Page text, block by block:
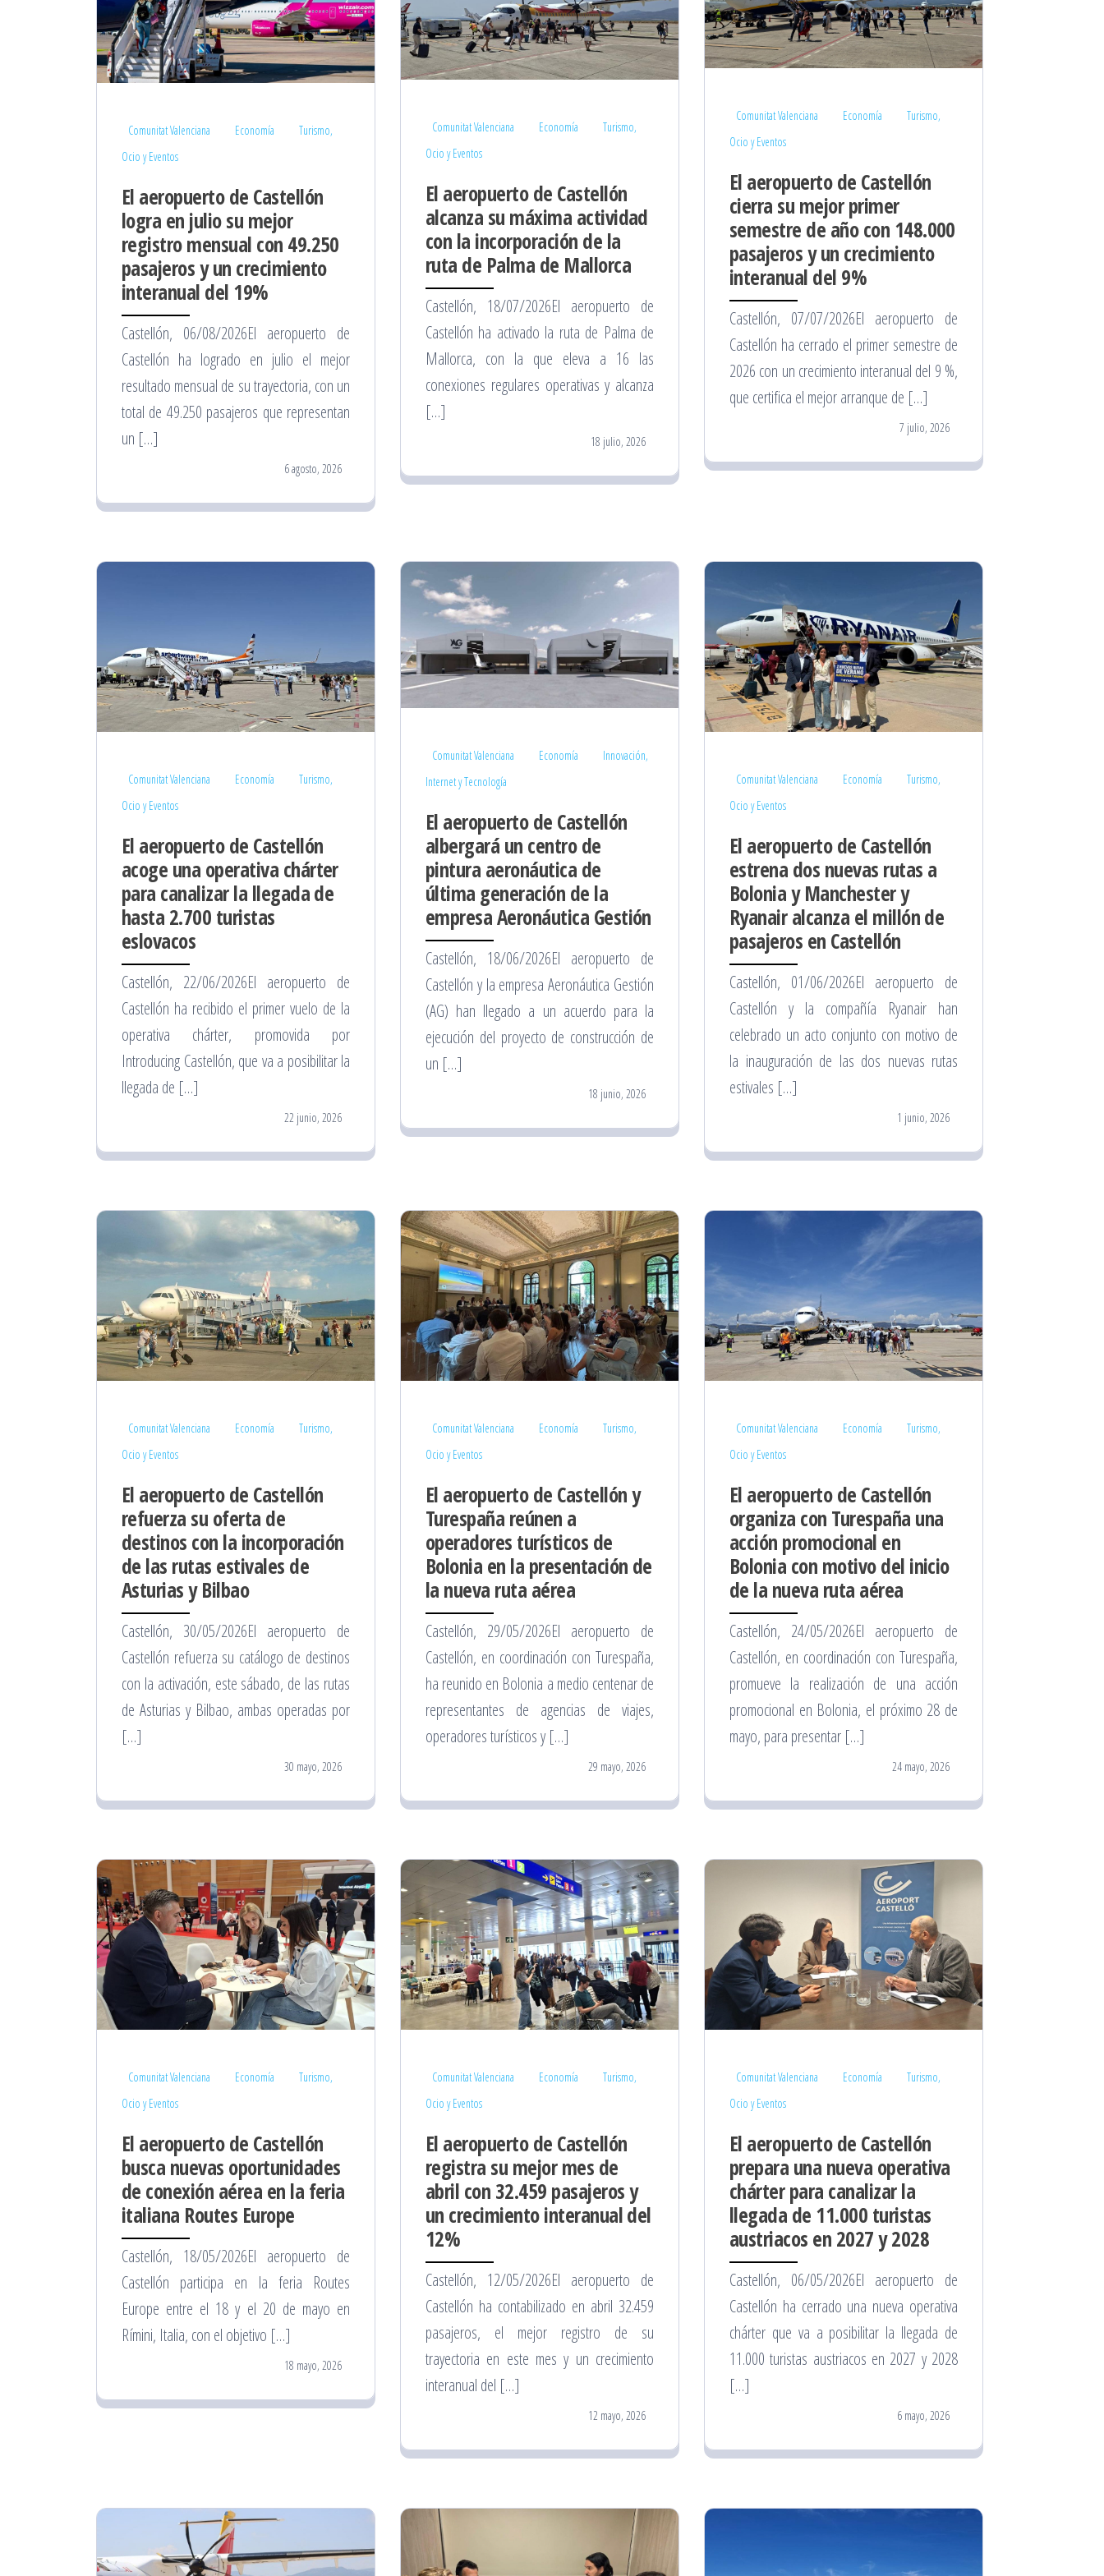
Comunitat Valenciana Economía
Turismo,
Ocio y Eventos
El aeropuerto de Castellón
logra en julio su mejor
registro mensual con 49.250
pasajeros y un crecimiento
interanual del 19%
Castellón, 06/08/2026El aeropuerto de
Castellón ha logrado en julio el mejor
resultado mensual de su trayectoria, con un
total de 49.250 pasajeros que representan
un […]
6 agosto, 2026
Comunitat Valenciana Economía
Turismo,
Ocio y Eventos
El aeropuerto de Castellón
alcanza su máxima actividad
con la incorporación de la
ruta de Palma de Mallorca
Castellón, 18/07/2026El aeropuerto de
Castellón ha activado la ruta de Palma de
Mallorca, con la que eleva a 16 las
conexiones regulares operativas y alcanza
[…]
18 julio, 2026
Comunitat Valenciana Economía
Turismo,
Ocio y Eventos
El aeropuerto de Castellón
cierra su mejor primer
semestre de año con 148.000
pasajeros y un crecimiento
interanual del 9%
Castellón, 07/07/2026El aeropuerto de
Castellón ha cerrado el primer semestre de
2026 con un crecimiento interanual del 9 %,
que certifica el mejor arranque de […]
7 julio, 2026
Comunitat Valenciana Economía
Turismo,
Ocio y Eventos
El aeropuerto de Castellón
acoge una operativa chárter
para canalizar la llegada de
hasta 2.700 turistas
eslovacos
Castellón, 22/06/2026El aeropuerto de
Castellón ha recibido el primer vuelo de la
operativa chárter, promovida por
Introducing Castellón, que va a posibilitar la
llegada de […]
22 junio, 2026
Comunitat Valenciana Economía
Innovación,
Internet y Tecnología
El aeropuerto de Castellón
albergará un centro de
pintura aeronáutica de
última generación de la
empresa Aeronáutica Gestión
Castellón, 18/06/2026El aeropuerto de
Castellón y la empresa Aeronáutica Gestión
(AG) han llegado a un acuerdo para la
ejecución del proyecto de construcción de
un […]
18 junio, 2026
Comunitat Valenciana Economía
Turismo,
Ocio y Eventos
El aeropuerto de Castellón
estrena dos nuevas rutas a
Bolonia y Manchester y
Ryanair alcanza el millón de
pasajeros en Castellón
Castellón, 01/06/2026El aeropuerto de
Castellón y la compañía Ryanair han
celebrado un acto conjunto con motivo de
la inauguración de las dos nuevas rutas
estivales […]
1 junio, 2026
Comunitat Valenciana Economía
Turismo,
Ocio y Eventos
El aeropuerto de Castellón
refuerza su oferta de
destinos con la incorporación
de las rutas estivales de
Asturias y Bilbao
Castellón, 30/05/2026El aeropuerto de
Castellón refuerza su catálogo de destinos
con la activación, este sábado, de las rutas
de Asturias y Bilbao, ambas operadas por
[…]
30 mayo, 2026
Comunitat Valenciana Economía
Turismo,
Ocio y Eventos
El aeropuerto de Castellón y
Turespaña reúnen a
operadores turísticos de
Bolonia en la presentación de
la nueva ruta aérea
Castellón, 29/05/2026El aeropuerto de
Castellón, en coordinación con Turespaña,
ha reunido en Bolonia a medio centenar de
representantes de agencias de viajes,
operadores turísticos y […]
29 mayo, 2026
Comunitat Valenciana Economía
Turismo,
Ocio y Eventos
El aeropuerto de Castellón
organiza con Turespaña una
acción promocional en
Bolonia con motivo del inicio
de la nueva ruta aérea
Castellón, 24/05/2026El aeropuerto de
Castellón, en coordinación con Turespaña,
promueve la realización de una acción
promocional en Bolonia, el próximo 28 de
mayo, para presentar […]
24 mayo, 2026
Comunitat Valenciana Economía
Turismo,
Ocio y Eventos
El aeropuerto de Castellón
busca nuevas oportunidades
de conexión aérea en la feria
italiana Routes Europe
Castellón, 18/05/2026El aeropuerto de
Castellón participa en la feria Routes
Europe entre el 18 y el 20 de mayo en
Rímini, Italia, con el objetivo […]
18 mayo, 2026
Comunitat Valenciana Economía
Turismo,
Ocio y Eventos
El aeropuerto de Castellón
registra su mejor mes de
abril con 32.459 pasajeros y
un crecimiento interanual del
12%
Castellón, 12/05/2026El aeropuerto de
Castellón ha contabilizado en abril 32.459
pasajeros, el mejor registro de su
trayectoria en este mes y un crecimiento
interanual del […]
12 mayo, 2026
Comunitat Valenciana Economía
Turismo,
Ocio y Eventos
El aeropuerto de Castellón
prepara una nueva operativa
chárter para canalizar la
llegada de 11.000 turistas
austriacos en 2027 y 2028
Castellón, 06/05/2026El aeropuerto de
Castellón ha cerrado una nueva operativa
chárter que va a posibilitar la llegada de
11.000 turistas austriacos en 2027 y 2028
[…]
6 mayo, 2026